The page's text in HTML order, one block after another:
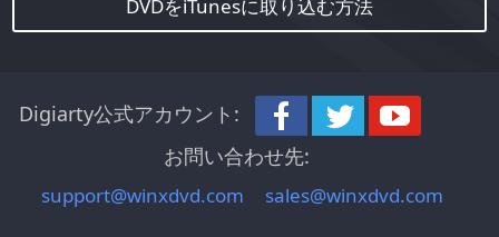
DVDをiTunesに取り込む方法
Digiarty公式アカウント:
お問い合わせ先:
support@winxdvd.com sales@winxdvd.com